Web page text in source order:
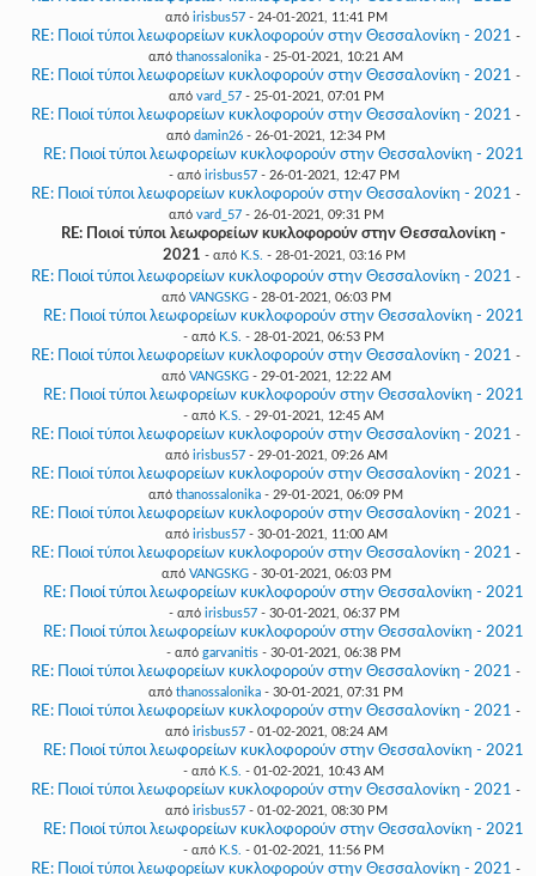
από irisbus57- 24-01-2021, 11:41 PM
RE: Ποιοί τύποι λεωφορείων κυκλοφορούν στην Θεσσαλονίκη - 2021 -
από thanossalonika - 25-01-2021, 10:21 AM
RE: Ποιοί τύποι λεωφορείων κυκλοφορούν στην Θεσσαλονίκη - 2021 -
από vard_57- 25-01-2021, 07:01 PM
RE: Ποιοί τύποι λεωφορείων κυκλοφορούν στην Θεσσαλονίκη - 2021 -
από damin26 - 26-01-2021, 12:34 PM
RE: Ποιοί τύποι λεωφορείων κυκλοφορούν στην Θεσσαλονίκη - 2021
- από irisbus57- 26-01-2021, 12:47 PM
RE: Ποιοί τύποι λεωφορείων κυκλοφορούν στην Θεσσαλονίκη - 2021 -
από vard_57- 26-01-2021, 09:31 PM
RE: Ποιοί τύποι λεωφορείων κυκλοφορούν στην Θεσσαλονίκη -
2021 - από K.S. - 28-01-2021, 03:16 PM
RE: Ποιοί τύποι λεωφορείων κυκλοφορούν στην Θεσσαλονίκη - 2021 -
από VANGSKG- 28-01-2021, 06:03 PM
RE: Ποιοί τύποι λεωφορείων κυκλοφορούν στην Θεσσαλονίκη - 2021
- από K.S. - 28-01-2021, 06:53 PM
RE: Ποιοί τύποι λεωφορείων κυκλοφορούν στην Θεσσαλονίκη - 2021 -
από VANGSKG- 29-01-2021, 12:22 AM
RE: Ποιοί τύποι λεωφορείων κυκλοφορούν στην Θεσσαλονίκη - 2021
- από K.S. - 29-01-2021, 12:45 AM
RE: Ποιοί τύποι λεωφορείων κυκλοφορούν στην Θεσσαλονίκη - 2021 -
από irisbus57- 29-01-2021, 09:26 AM
RE: Ποιοί τύποι λεωφορείων κυκλοφορούν στην Θεσσαλονίκη - 2021 -
από thanossalonika - 29-01-2021, 06:09 PM
RE: Ποιοί τύποι λεωφορείων κυκλοφορούν στην Θεσσαλονίκη - 2021 -
από irisbus57- 30-01-2021, 11:00 AM
RE: Ποιοί τύποι λεωφορείων κυκλοφορούν στην Θεσσαλονίκη - 2021 -
από VANGSKG- 30-01-2021, 06:03 PM
RE: Ποιοί τύποι λεωφορείων κυκλοφορούν στην Θεσσαλονίκη - 2021
- από irisbus57- 30-01-2021, 06:37 PM
RE: Ποιοί τύποι λεωφορείων κυκλοφορούν στην Θεσσαλονίκη - 2021
- από garvanitis - 30-01-2021, 06:38 PM
RE: Ποιοί τύποι λεωφορείων κυκλοφορούν στην Θεσσαλονίκη - 2021 -
από thanossalonika - 30-01-2021, 07:31 PM
RE: Ποιοί τύποι λεωφορείων κυκλοφορούν στην Θεσσαλονίκη - 2021 -
από irisbus57- 01-02-2021, 08:24 AM
RE: Ποιοί τύποι λεωφορείων κυκλοφορούν στην Θεσσαλονίκη - 2021
- από K.S. - 01-02-2021, 10:43 AM
RE: Ποιοί τύποι λεωφορείων κυκλοφορούν στην Θεσσαλονίκη - 2021 -
από irisbus57- 01-02-2021, 08:30 PM
RE: Ποιοί τύποι λεωφορείων κυκλοφορούν στην Θεσσαλονίκη - 2021
- από K.S. - 01-02-2021, 11:56 PM
RE: Ποιοί τύποι λεωφορείων κυκλοφορούν στην Θεσσαλονίκη - 2021 -